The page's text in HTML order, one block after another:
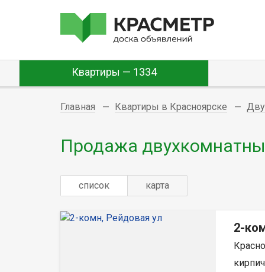
Квартиры — 1334
Главная Квартиры в Красноярске
Продажа
список карта
2-